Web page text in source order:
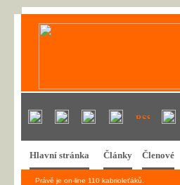
Hlavní stránka Články Členové
Právě je on-line 110 kabrioleťáků.